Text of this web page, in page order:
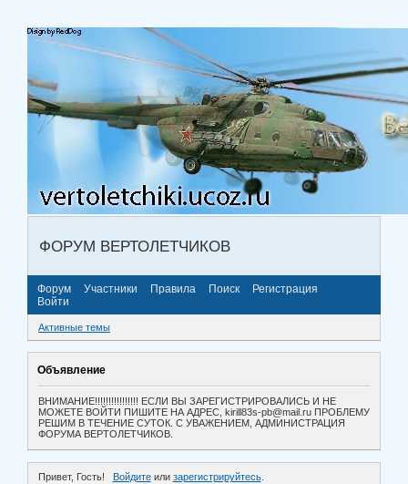
ФОРУМ ВЕРТОЛЕТЧИКОВ
Форум Участники Правила Поиск
Регистрация
Войти
Активные темы
Объявление
ВНИМАНИЕ!!!!!!!!!!!!!!!! ЕСЛИ ВЫ ЗАРЕГИСТРИРОВАЛИСЬ И НЕ
МОЖЕТЕ ВОЙТИ ПИШИТЕ НА АДРЕС, kirill83s-pb@mail.ru ПРОБЛЕМУ
РЕШИМ В ТЕЧЕНИЕ СУТОК. С УВАЖЕНИЕМ, АДМИНИСТРАЦИЯ
ФОРУМА ВЕРТОЛЕТЧИКОВ.
Привет, Гость! Войдитеили зарегистрируйтесь.